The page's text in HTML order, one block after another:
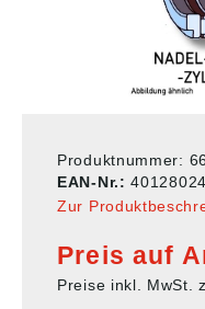
Produktnummer:
EAN-Nr.:
Zur
Preis auf
Preise inkl. MwSt.